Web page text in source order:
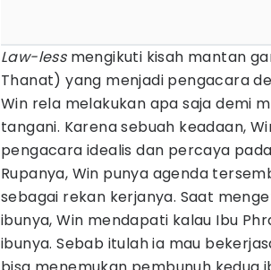
Law-less mengikuti kisah mantan
Thanat) yang menjadi pengacara
Win rela melakukan apa saja demi
tangani. Karena sebuah keadaan,
pengacara idealis dan percaya
Rupanya, Win punya agenda
sebagai rekan kerjanya. Saat
ibunya, Win mendapati kalau Ibu
ibunya. Sebab itulah ia mau